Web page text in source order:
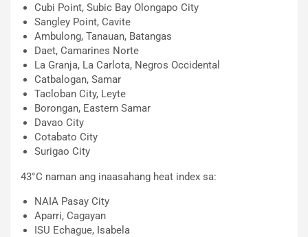
Cubi Point, Subic Bay Olongapo City
Sangley Point, Cavite
Ambulong, Tanauan, Batangas
Daet, Camarines Norte
La Granja, La Carlota, Negros Occidental
Catbalogan, Samar
Tacloban City, Leyte
Borongan, Eastern Samar
Davao City
Cotabato City
Surigao City
43°C naman ang inaasahang heat index sa:
NAIA Pasay City
Aparri, Cagayan
ISU Echague, Isabela